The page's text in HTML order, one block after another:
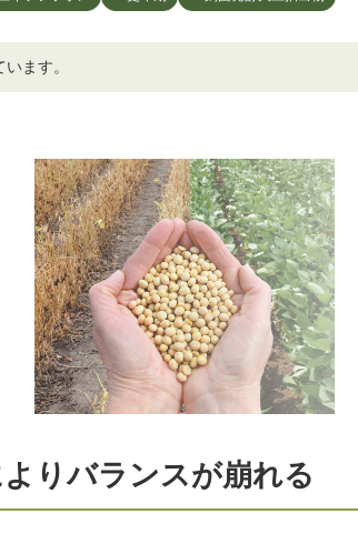
ます。
りバランスが崩れる